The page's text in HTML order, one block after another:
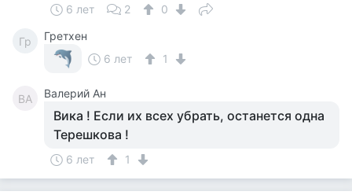
6 лет 2 0
Гр
Гретхен
6 лет
1
ВА Валерий Ан
Вика ! Если их всех убрать, останется одна
Терешкова !
6 лет 1